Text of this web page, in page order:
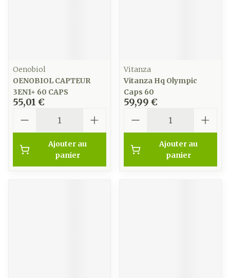
Oenobiol
OENOBIOL CAPTEUR
3EN1+ 60 CAPS
55,01 €
Ajouter au
panier
Vitanza
Vitanza Hq Olympic
Caps 60
59,99 €
Ajouter au
panier